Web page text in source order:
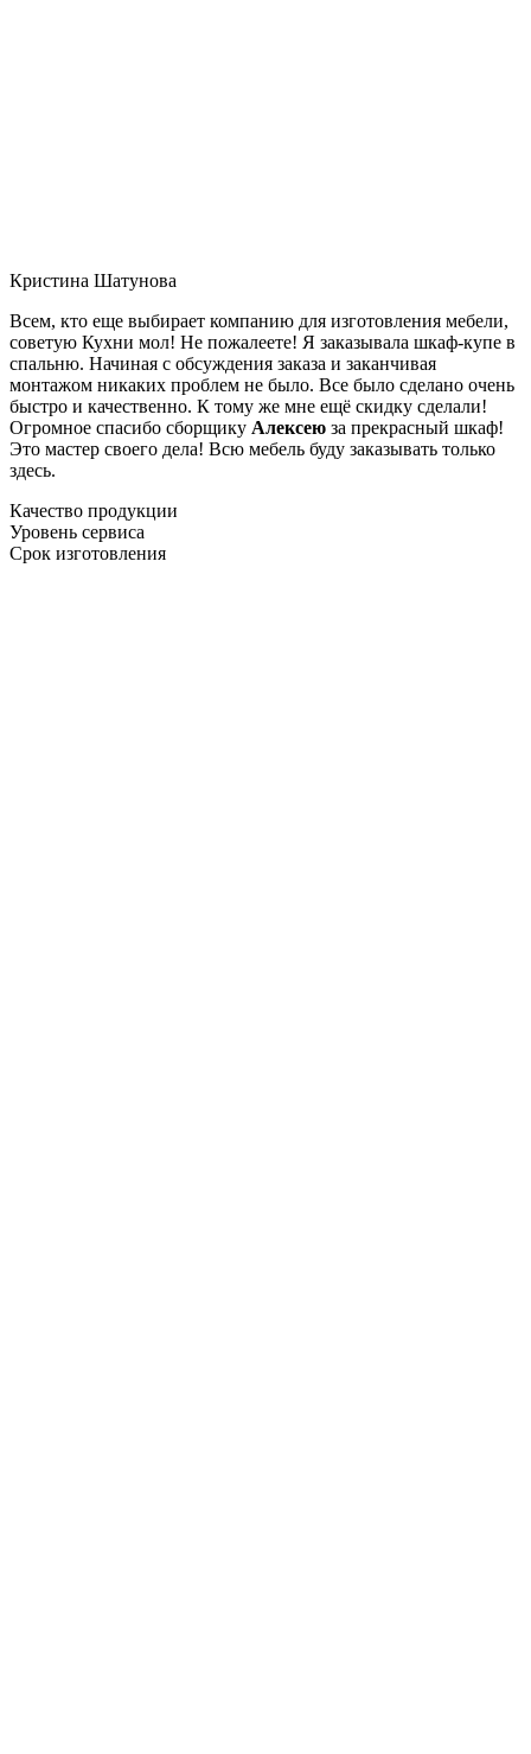
Кристина Шатунова
Всем, кто еще выбирает компанию для изготовления мебели,
советую Кухни мол! Не пожалеете! Я заказывала шкаф-купе в
спальню. Начиная с обсуждения заказа и заканчивая
монтажом никаких проблем не было. Все было сделано очень
быстро и качественно. К тому же мне ещё скидку сделали!
Огромное спасибо сборщику Алексею за прекрасный шкаф!
Это мастер своего дела! Всю мебель буду заказывать только
здесь.
Качество продукции
Уровень сервиса
Срок изготовления